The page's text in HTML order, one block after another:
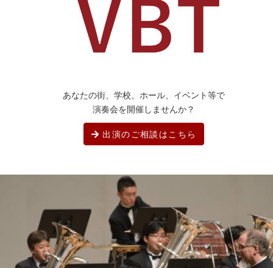
あなたの街、学校、ホール、イベント等で
演奏会を開催しませんか？
出演のご相談はこちら